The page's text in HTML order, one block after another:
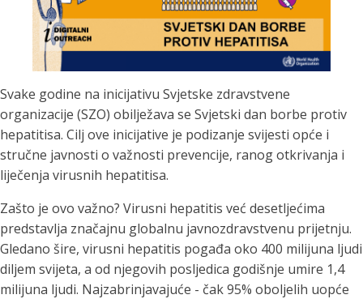
Svake godine na inicijativu Svjetske zdravstvene
organizacije (SZO) obilježava se Svjetski dan borbe protiv
hepatitisa. Cilj ove inicijative je podizanje svijesti opće i
stručne javnosti o važnosti prevencije, ranog otkrivanja i
liječenja virusnih hepatitisa.
Zašto je ovo važno? Virusni hepatitis već desetljećima
predstavlja značajnu globalnu javnozdravstvenu prijetnju.
Gledano šire, virusni hepatitis pogađa oko 400 milijuna ljudi
diljem svijeta, a od njegovih posljedica godišnje umire 1,4
milijuna ljudi. Najzabrinjavajuće - čak 95% oboljelih uopće
BENZODIAZEPINI